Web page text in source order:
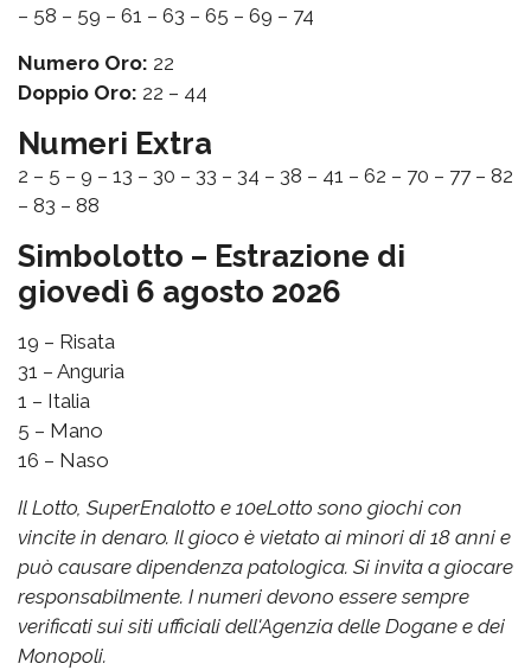
– 58 – 59 – 61 – 63 – 65 – 69 – 74
Numero Oro: 22
Doppio Oro: 22 – 44
Numeri Extra
2 – 5 – 9 – 13 – 30 – 33 – 34 – 38 – 41 – 62 – 70 – 77 – 82
– 83 – 88
Simbolotto – Estrazione di
giovedì 6 agosto 2026
19 – Risata
31 – Anguria
1 – Italia
5 – Mano
16 – Naso
Il Lotto, SuperEnalotto e 10eLotto sono giochi con
vincite in denaro. Il gioco è vietato ai minori di 18 anni e
può causare dipendenza patologica. Si invita a giocare
responsabilmente. I numeri devono essere sempre
verificati sui siti ufficiali dell'Agenzia delle Dogane e dei
Monopoli.